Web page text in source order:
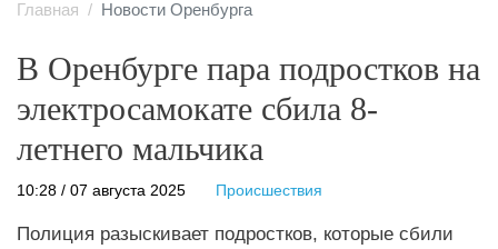
Главная Новости Оренбурга
В Оренбурге пара подростков на
электросамокате сбила 8-
летнего мальчика
10:28 / 07 августа 2025 Происшествия
Полиция разыскивает подростков, которые сбили